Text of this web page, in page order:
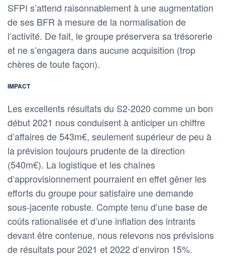
SFPI s’attend raisonnablement à une augmentation
de ses BFR à mesure de la normalisation de
l’activité. De fait, le groupe préservera sa trésorerie
et ne s’engagera dans aucune acquisition (trop
chères de toute façon).
IMPACT
Les excellents résultats du S2-2020 comme un bon
début 2021 nous conduisent à anticiper un chiffre
d’affaires de 543m€, seulement supérieur de peu à
la prévision toujours prudente de la direction
(540m€). La logistique et les chaînes
d’approvisionnement pourraient en effet gêner les
efforts du groupe pour satisfaire une demande
sous-jacente robuste. Compte tenu d’une base de
coûts rationalisée et d’une inflation des intrants
devant être contenue, nous relevons nos prévisions
de résultats pour 2021 et 2022 d’environ 15%.